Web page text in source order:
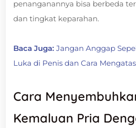
penanganannya bisa berbeda
dan tingkat keparahan.
Baca Juga: Jangan Anggap
Luka di Penis dan Cara
Cara
Kemaluan Pria